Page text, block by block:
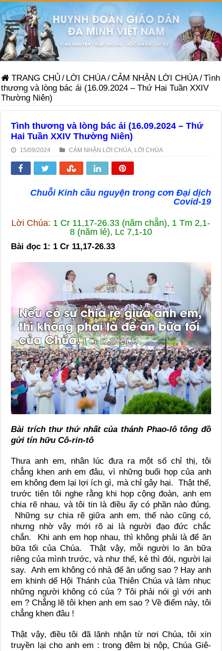
TRANG CHỦ / LỜI CHÚA/CẢM NHẬN LỜI CHÚA/Tình
thương và lòng bác ái (16.09.2024 – Thứ Hai Tuần XXIV
Thường Niên)
Tình thương và lòng bác ái (16.09.2024 – Thứ
Hai Tuần XXIV Thường Niên)
15/09/2024 CẢM NHẬN LỜI CHÚA LỜI CHÚA
Chuỗi Kinh cầu nguyện trong cơn Đại dịch
Covid-19
Lời Chúa: 1 Cr 11,17-26.33 (năm chẵn), 1 Tm 2,1-
8 (năm lẻ), Lc 7,1-10
Bài đọc 1: 1 Cr 11,17-26.33
Bài trích thư thứ nhất của thánh Phao-lô tông đồ
gửi tín hữu Cô-rin-tô
Thưa anh em, nhân lúc đưa ra một số chỉ thị, tôi
chẳng khen anh em đâu, vì những buổi họp của anh
em không đem lại lợi ích gì, mà chỉ gây hại. Thật thế,
trước tiên tôi nghe rằng khi họp cộng đoàn, anh em
chia rẽ nhau, và tôi tin là điều ấy có phần nào đúng.
Những sự chia rẽ giữa anh em, thế nào cũng có,
nhưng nhờ vậy mới rõ ai là người đạo đức chắc
chắn. Khi anh em họp nhau, thì không phải là để ăn
bữa tối của Chúa. Thật vậy, mỗi người lo ăn bữa
riêng của mình trước, và như thế, kẻ thì đói, người lại
say. Anh em không có nhà để ăn uống sao ? Hay anh
em khinh dể Hội Thánh của Thiên Chúa và làm nhục
những người không có của ? Tôi phải nói gì với anh
em ? Chẳng lẽ tôi khen anh em sao ? Về điểm này, tôi
chẳng khen đâu !
Thật vậy, điều tôi đã lãnh nhận từ nơi Chúa, tôi xin
truyền lại cho anh em : trong đêm bị nộp, Chúa Giê-